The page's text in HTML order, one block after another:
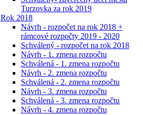
Turzovka za rok 2019
Rok 2018
Návrh - rozpočet na rok 2018 +
rámcové rozpočty 2019 - 2020
Schválený - rozpočet na rok 2018
Návrh - 1. zmena rozpočtu
Schválená - 1. zmena rozpočtu
Návrh - 2. zmena rozpočtu
Schválená - 2. zmena rozpočtu
Návrh - 3. zmena rozpočtu
Schválená - 3. zmena rozpočtu
Návrh - 4. zmena rozpočtu